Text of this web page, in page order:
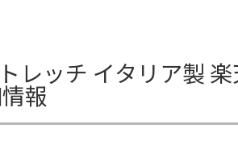
レッチ イタリア製
報